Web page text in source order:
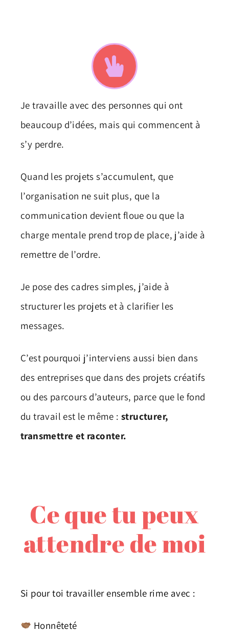
Je travaille avec des personnes qui ont
beaucoup d’idées, mais qui commencent à
s’y perdre.
Quand les projets s’accumulent, que
l’organisation ne suit plus, que la
communication devient floue ou que la
charge mentale prend trop de place, j’aide à
remettre de l’ordre.
Je pose des cadres simples, j’aide à
structurer les projets et à clarifier les
messages.
C’est pourquoi j’interviens aussi bien dans
des entreprises que dans des projets créatifs
ou des parcours d’auteurs, parce que le fond
du travail est le même : structurer,
transmettre et raconter.
Ce que tu peux
attendre de moi
Si pour toi travailler ensemble rime avec :
Honnêteté